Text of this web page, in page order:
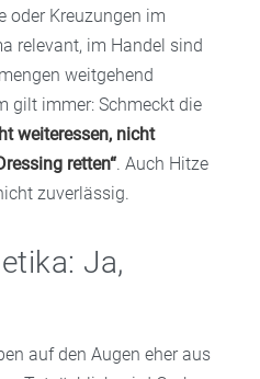
oder Kreuzungen im
relevant, im Handel sind
weitgehend
gilt immer: Schmeckt die
weiteressen, nicht
retten“. Auch Hitze
zuverlässig.
Ja,
auf den Augen eher aus